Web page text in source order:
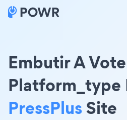
Embutir A Vote
Platform_type
PressPlusSite